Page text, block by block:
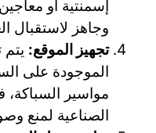
إسمنتية أو
وجاهز لاستقبال
تجهيز الموقع:
الموجودة على
مواسير السباكة،
الصناعية لمنع